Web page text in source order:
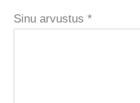
Sinu arvustus *